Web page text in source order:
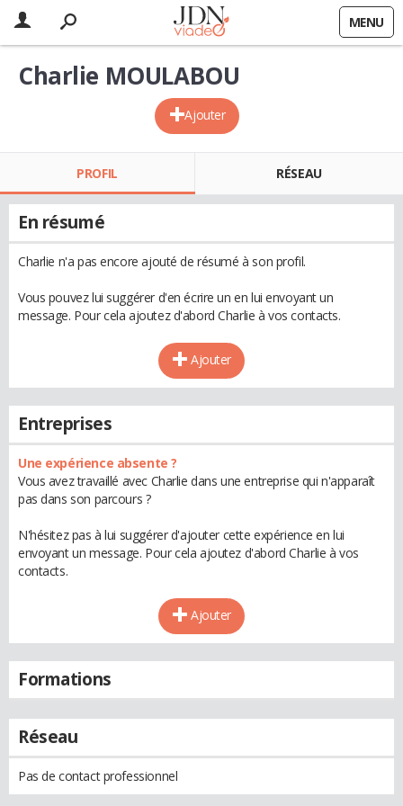
MENU
Ajouter
Charlie MOULABOU
PROFIL RÉSEAU
En résumé
Charlie n'a pas encore ajouté de résumé à son profil.
Vous pouvez lui suggérer d'en écrire un en lui envoyant un
message. Pour cela ajoutez d'abord Charlie à vos contacts.
Ajouter
Entreprises
Une expérience absente ?
Vous avez travaillé avec Charlie dans une entreprise qui n'apparaît
pas dans son parcours ?
N'hésitez pas à lui suggérer d'ajouter cette expérience en lui
envoyant un message. Pour cela ajoutez d'abord Charlie à vos
contacts.
Ajouter
Formations
Réseau
Pas de contact professionnel